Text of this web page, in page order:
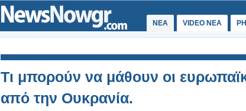
ΝΕΑ VIDEO NEA
Τι μπορούν να μάθουν οι
από την Ουκρανία.